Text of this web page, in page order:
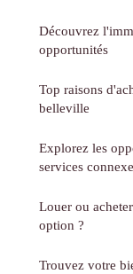
Découvrez
opportunités
Top raisons
belleville
Explorez les
services
Louer ou
option ?
Trouvez votre